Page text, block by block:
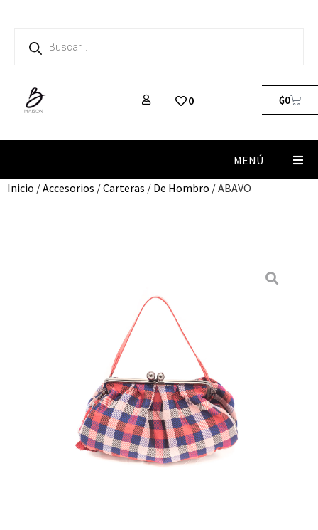
0 ₲0
MENÚ
Inicio /Accesorios /Carteras / De Hombro / ABAVO